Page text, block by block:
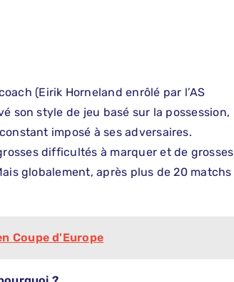
(Eirik Horneland enrôlé par l’AS
son style de jeu basé sur la possession,
imposé à ses adversaires.
difficultés à marquer et de grosses
globalement, après plus de 20 matchs
Coupe d'Europe